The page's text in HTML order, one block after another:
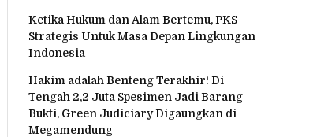
Ketika Hukum dan Alam Bertemu, PKS
Strategis Untuk Masa Depan Lingkungan
Indonesia
Hakim adalah Benteng Terakhir! Di
Tengah 2,2 Juta Spesimen Jadi Barang
Bukti, Green Judiciary Digaungkan di
Megamendung